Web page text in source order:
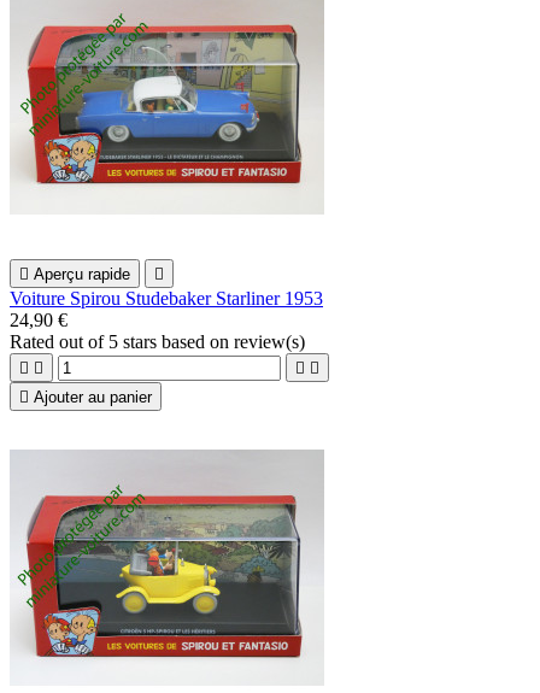
 Aperçu rapide 
Voiture Spirou Studebaker Starliner 1953
24,90 €
Rated out of 5 stars based on review(s)
   
 Ajouter au panier